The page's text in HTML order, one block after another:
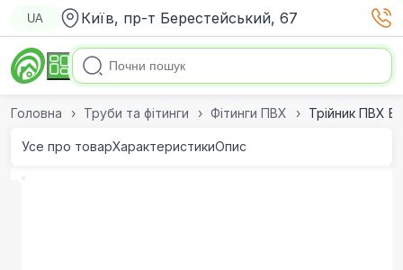
UA Київ, пр-т Берестейський, 67
Головна Труби та фітинги Фітинги ПВХ Трійник ПВХ
Усе про товарХарактеристикиОпис